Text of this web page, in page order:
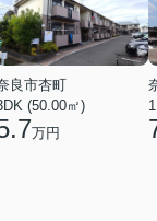
良市杏町
(50.00㎡)
万円